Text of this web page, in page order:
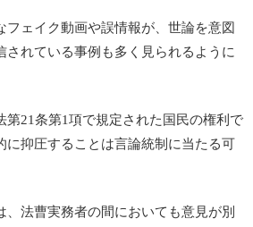
フェイク動画や誤情報が、世論を意図
されている事例も多く見られるように
第21条第1項で規定された国民の権利で
に抑圧することは言論統制に当たる可
、法曹実務者の間においても意見が別